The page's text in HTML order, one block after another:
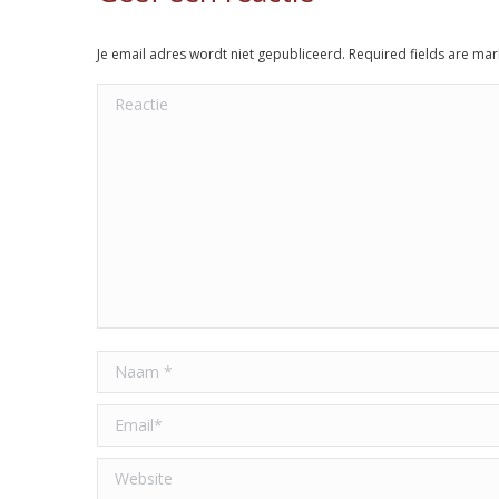
Je email adres wordt niet gepubliceerd. Required fields are
Reactie
Naam *
Email *
Website